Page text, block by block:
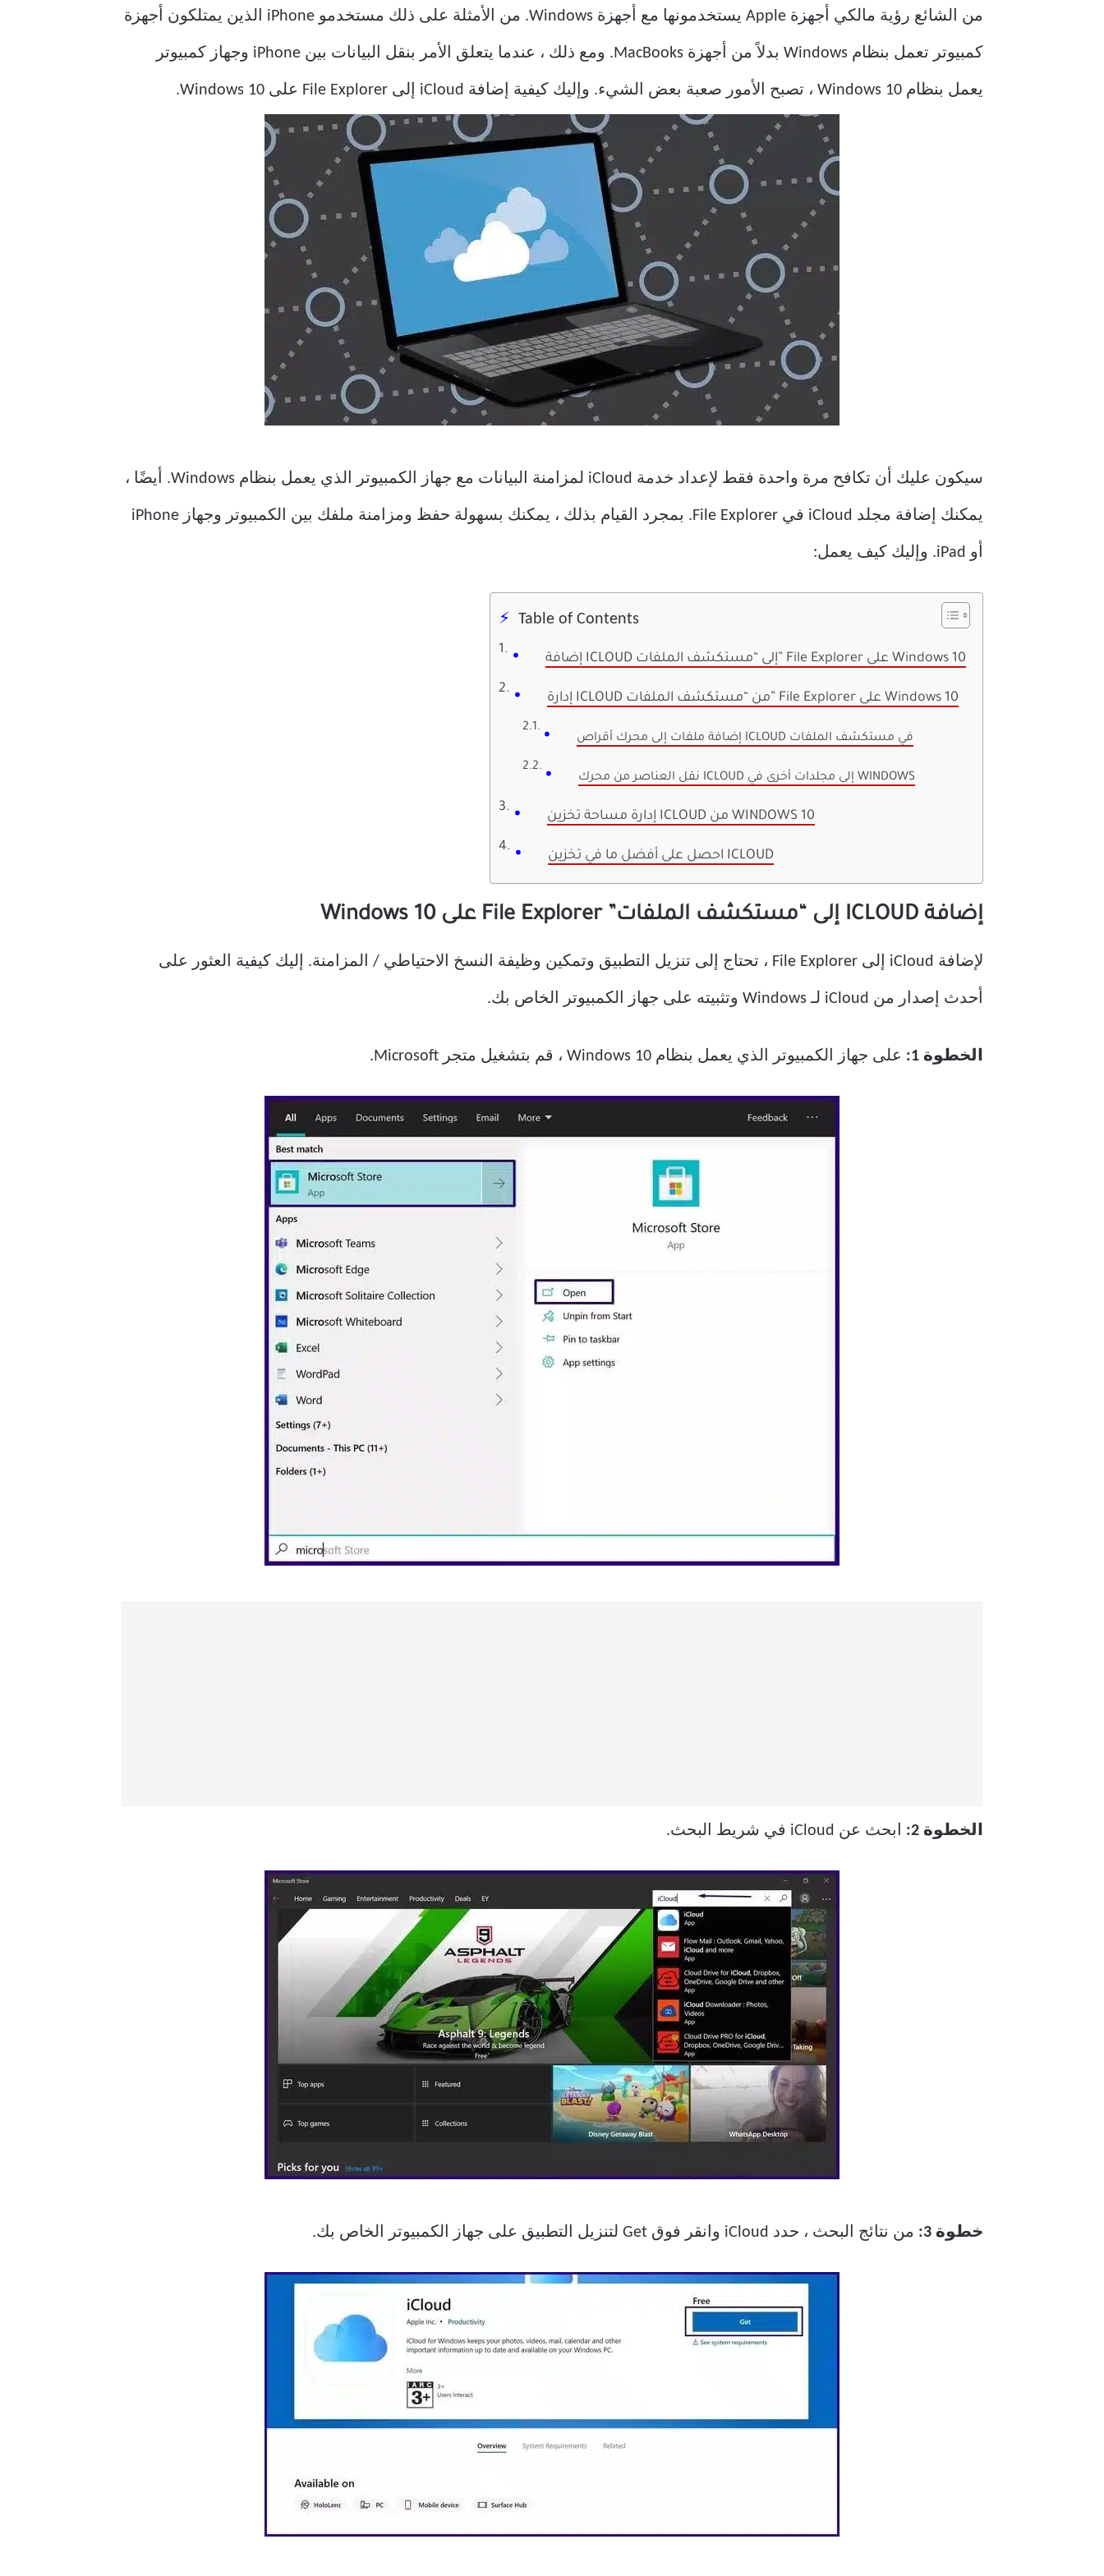
من الشائع رؤية مالكي أجهزة Apple يستخدمونها مع أجهزة Windows. من الأمثلة على ذلك مستخدمو iPhone الذين يمتلكون أجهزة
كمبيوتر تعمل بنظام Windows بدلاً من أجهزة MacBooks. ومع ذلك ، عندما يتعلق الأمر بنقل البيانات بين iPhone وجهاز كمبيوتر
يعمل بنظام Windows 10 ، تصبح الأمور صعبة بعض الشيء. وإليك كيفية إضافة iCloud إلى File Explorer على Windows 10.
سيكون عليك أن تكافح مرة واحدة فقط لإعداد خدمة iCloud لمزامنة البيانات مع جهاز الكمبيوتر الذي يعمل بنظام Windows. أيضًا ،
يمكنك إضافة مجلد iCloud في File Explorer. بمجرد القيام بذلك ، يمكنك بسهولة حفظ ومزامنة ملفك بين الكمبيوتر وجهاز iPhone
أو iPad. وإليك كيف يعمل:
Table of Contents
إضافة ICLOUD إلى “مستكشف الملفات” File Explorer على Windows 10
إدارة ICLOUD من “مستكشف الملفات” File Explorer على Windows 10
إضافة ملفات إلى محرك أقراص ICLOUD في مستكشف الملفات
نقل العناصر من محرك ICLOUD إلى مجلدات أخرى في WINDOWS
إدارة مساحة تخزين ICLOUD من WINDOWS 10
احصل على أفضل ما في تخزين ICLOUD
إضافة ICLOUD إلى “مستكشف الملفات” File Explorer على Windows 10
لإضافة iCloud إلى File Explorer ، تحتاج إلى تنزيل التطبيق وتمكين وظيفة النسخ الاحتياطي / المزامنة. إليك كيفية العثور على
أحدث إصدار من iCloud لـ Windows وتثبيته على جهاز الكمبيوتر الخاص بك.
الخطوة 1: على جهاز الكمبيوتر الذي يعمل بنظام Windows 10 ، قم بتشغيل متجر Microsoft.
الخطوة 2: ابحث عن iCloud في شريط البحث.
خطوة 3: من نتائج البحث ، حدد iCloud وانقر فوق Get لتنزيل التطبيق على جهاز الكمبيوتر الخاص بك.